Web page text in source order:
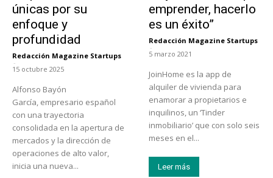
únicas por su
enfoque y
profundidad
Redacción Magazine Startups
-
15 octubre 2025
Alfonso Bayón
García, empresario español
con una trayectoria
consolidada en la apertura de
mercados y la dirección de
operaciones de alto valor,
inicia una nueva...
emprender, hacerlo
es un éxito”
Redacción Magazine Startups
-
5 marzo 2021
JoinHome es la app de
alquiler de vivienda para
enamorar a propietarios e
inquilinos, un ‘Tinder
inmobiliario’ que con solo seis
meses en el...
Leer más